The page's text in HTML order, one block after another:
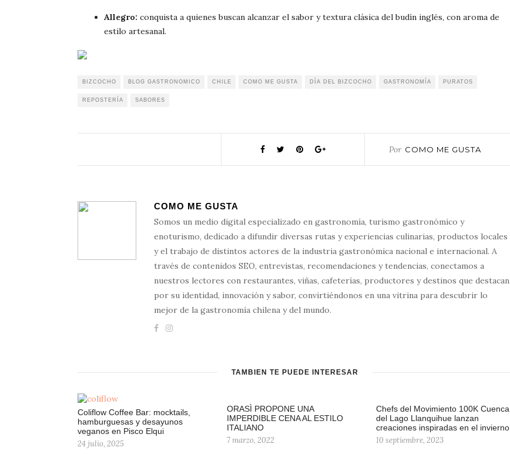
Allegro: conquista a quienes buscan alcanzar el sabor y textura clásica del budín inglés, con aroma de
estilo artesanal.
BIZCOCHO BLOG GASTRONOMICO CHILE COMO ME GUSTA DÍA DEL BIZCOCHO GASTRONOMÍA PURATOS
REPOSTERÍA SABORES
Por COMO ME GUSTA
COMO ME GUSTA
Somos un medio digital especializado en gastronomía, turismo gastronómico y
enoturismo, dedicado a difundir diversas rutas y experiencias culinarias, productos locales
y el trabajo de distintos actores de la industria gastronómica nacional e internacional. A
través de contenidos SEO, entrevistas, recomendaciones y tendencias, conectamos a
nuestros lectores con restaurantes, viñas, cafeterías, productores y destinos que destacan
por su identidad, innovación y sabor, convirtiéndonos en una vitrina para descubrir lo
mejor de la gastronomía chilena y del mundo.
TAMBIÉN TE PUEDE INTERESAR
Coliflow Coffee Bar: mocktails,
hamburguesas y desayunos
veganos en Pisco Elqui
24 julio, 2025
ORASÌ PROPONE UNA
IMPERDIBLE CENA AL ESTILO
ITALIANO
7 marzo, 2022
Chefs del Movimiento 100K Cuenca
del Lago Llanquihue lanzan
creaciones inspiradas en el invierno
10 septiembre, 2023